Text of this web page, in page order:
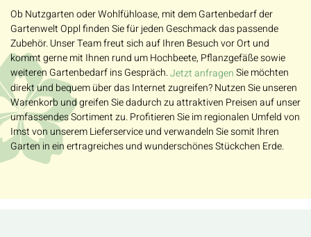
Ob Nutzgarten oder Wohlfühloase, mit dem Gartenbedarf der
Gartenwelt Oppl finden Sie für jeden Geschmack das passende
Zubehör. Unser Team freut sich auf Ihren Besuch vor Ort und
kommt gerne mit Ihnen rund um Hochbeete, Pflanzgefäße sowie
weiteren Gartenbedarf ins Gespräch.Jetzt anfragenSie möchten
direkt und bequem über das Internet zugreifen? Nutzen Sie unseren
Warenkorb und greifen Sie dadurch zu attraktiven Preisen auf unser
umfassendes Sortiment zu. Profitieren Sie im regionalen Umfeld von
Imst von unserem Lieferservice und verwandeln Sie somit Ihren
Garten in ein ertragreiches und wunderschönes Stückchen Erde.